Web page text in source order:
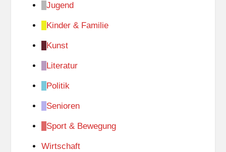
Jugend
Kinder & Familie
Kunst
Literatur
Politik
Senioren
Sport & Bewegung
Wirtschaft